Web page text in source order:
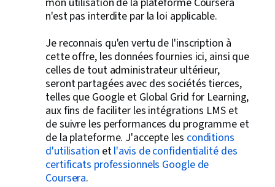
n'est pas interdite par la loi applicable.
Je reconnais qu'en vertu de l'inscription à
cette offre, les données fournies ici, ainsi que
celles de tout administrateur ultérieur,
seront partagées avec des sociétés tierces,
telles que Google et Global Grid for Learning,
aux fins de faciliter les intégrations LMS et
de suivre les performances du programme et
de la plateforme. J'accepte les conditions
d'utilisation etl'avis de confidentialité des
certificats professionnels Google de
Coursera.